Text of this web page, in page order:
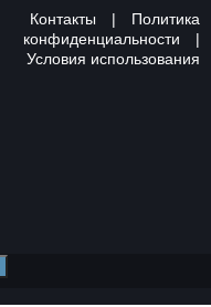
Контакты |
Политика
конфиденциальности
|
Условия использования